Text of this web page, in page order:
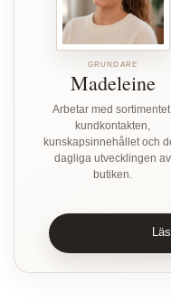
GRUNDARE
Madeleine
Arbetar med sortimentet,
kundkontakten,
kunskapsinnehållet och
dagliga utvecklingen av
butiken.